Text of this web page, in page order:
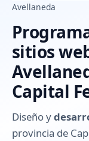
Avellaneda
sitios
Capital
Diseño y
provincia de